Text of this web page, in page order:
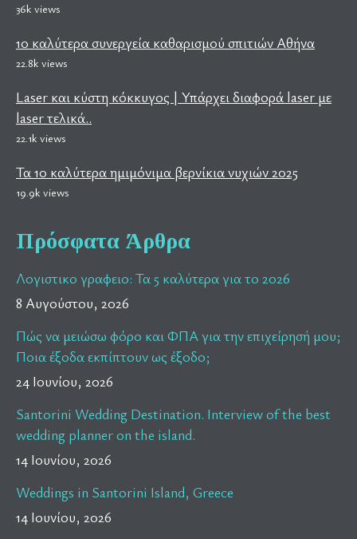
36k views
10 καλύτερα συνεργεία καθαρισμού σπιτιών Αθήνα
22.8k views
Laser και κύστη κόκκυγος | Υπάρχει διαφορά laser με
laser τελικά..
22.1k views
Τα 10 καλύτερα ημιμόνιμα βερνίκια νυχιών 2025
19.9k views
Πρόσφατα Άρθρα
Λογιστικο γραφειο: Τα 5 καλύτερα για το 2026
8 Αυγούστου, 2026
Πώς να μειώσω φόρο και ΦΠΑ για την επιχείρησή μου;
Ποια έξοδα εκπίπτουν ως έξοδο;
24 Ιουνίου, 2026
Santorini Wedding Destination. Interview of the best
wedding planner on the island.
14 Ιουνίου, 2026
Weddings in Santorini Island, Greece
14 Ιουνίου, 2026